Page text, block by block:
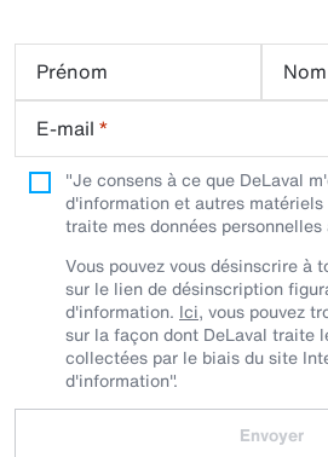
Prénom
E-mail *
"Je consens à ce que DeLaval
d'information et autres
traite mes données
Vous pouvez vous désinscrire à
sur le lien de désinscription
d'information. Ici, vous pouvez
sur la façon dont DeLaval traite
collectées par le biais du site
d'information".
Envoyer